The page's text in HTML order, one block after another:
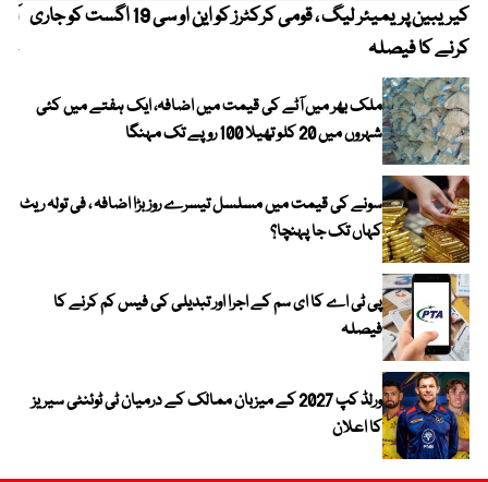
کیریبین پریمیئر لیگ ، قومی کرکٹرز کو این او سی 19 اگست کو جاری
کرنے کا فیصلہ
ملک بھر میں آٹے کی قیمت میں اضافہ، ایک ہفتے میں کئی
شہروں میں 20 کلو تھیلا 100 روپے تک مہنگا
سونے کی قیمت میں مسلسل تیسرے روز بڑا اضافہ ، فی تولہ ریٹ
کہاں تک جا پہنچا؟
پی ٹی اے کا ای سم کے اجرا اور تبدیلی کی فیس کم کرنے کا
فیصلہ
ورلڈ کپ 2027 کے میزبان ممالک کے درمیان ٹی ٹوئنٹی سیریز
کا اعلان